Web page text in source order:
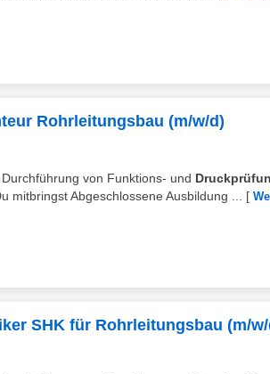
Rohrleitungsbau (m/w/d)
von Funktions- und
mitbringst Abgeschlossene Ausbildung ...
[
SHK für Rohrleitungsbau (m/